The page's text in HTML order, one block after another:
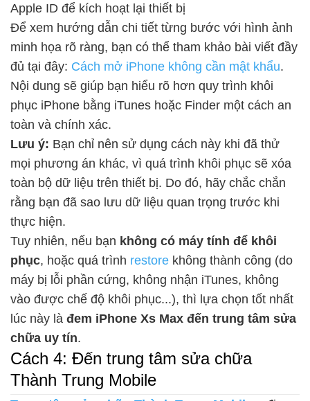
Apple ID để kích hoạt lại thiết bị
Để xem hướng dẫn chi tiết từng bước với hình ảnh
minh họa rõ ràng, bạn có thể tham khảo bài viết đầy
đủ tại đây: Cách mở iPhone không cần mật khẩu.
Nội dung sẽ giúp bạn hiểu rõ hơn quy trình khôi
phục iPhone bằng iTunes hoặc Finder một cách an
toàn và chính xác.
Lưu ý: Bạn chỉ nên sử dụng cách này khi đã thử
mọi phương án khác, vì quá trình khôi phục sẽ xóa
toàn bộ dữ liệu trên thiết bị. Do đó, hãy chắc chắn
rằng bạn đã sao lưu dữ liệu quan trọng trước khi
thực hiện.
Tuy nhiên, nếu bạn không có máy tính để khôi
phục, hoặc quá trình restore không thành công (do
máy bị lỗi phần cứng, không nhận iTunes, không
vào được chế độ khôi phục...), thì lựa chọn tốt nhất
lúc này là đem iPhone Xs Max đến trung tâm sửa
chữa uy tín.
Cách 4: Đến trung tâm sửa chữa
Thành Trung Mobile